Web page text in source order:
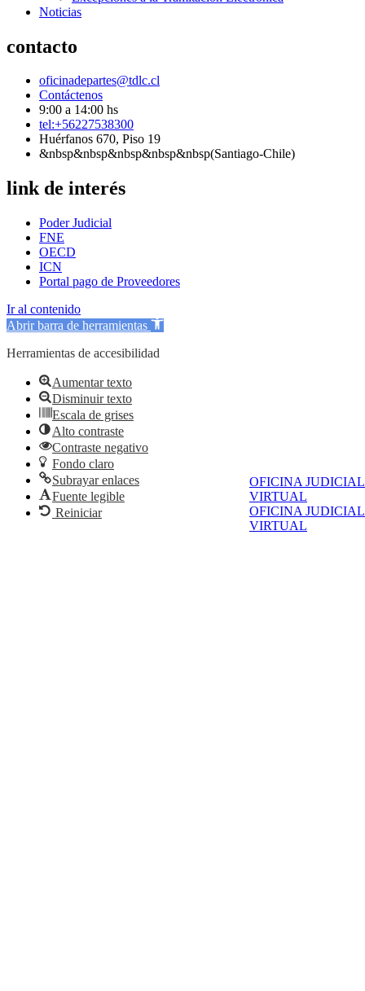
OFICINA JUDICIAL
VIRTUAL
OFICINA JUDICIAL
VIRTUAL
Noticias
contacto
oficinadepartes@tdlc.cl
Contáctenos
9:00 a 14:00 hs
tel:+56227538300
Huérfanos 670, Piso 19
&nbsp&nbsp&nbsp&nbsp&nbsp(Santiago-Chile)
link de interés
Poder Judicial
FNE
OECD
ICN
Portal pago de Proveedores
Ir al contenido
Abrir barra de herramientas
Herramientas de accesibilidad
Aumentar texto
Disminuir texto
Escala de grises
Alto contraste
Contraste negativo
Fondo claro
Subrayar enlaces
Fuente legible
Reiniciar